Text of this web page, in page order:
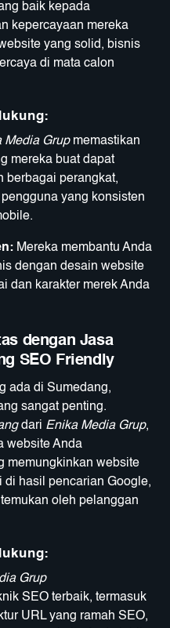
baik kepada
kepercayaan mereka
yang solid, bisnis
di mata calon
Media Grupmemastikan
mereka buat dapat
berbagai perangkat,
yang konsisten
Mereka membantu Anda
dengan desain website
dan karakter merek Anda
dengan Jasa
SEO Friendly
ada di Sumedang,
sangat penting.
dari Enika Media Grup,
website Anda
memungkinkan website
di hasil pencarian Google,
oleh pelanggan
Grup
SEO terbaik, termasuk
URL yang ramah SEO,